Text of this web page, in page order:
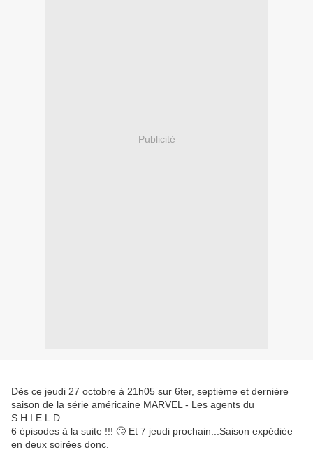
Publicité
Dès ce jeudi 27 octobre à 21h05 sur 6ter, septième et dernière
saison de la série américaine MARVEL - Les agents du
S.H.I.E.L.D.
6 épisodes à la suite !!! 🙄 Et 7 jeudi prochain...Saison expédiée
en deux soirées donc.